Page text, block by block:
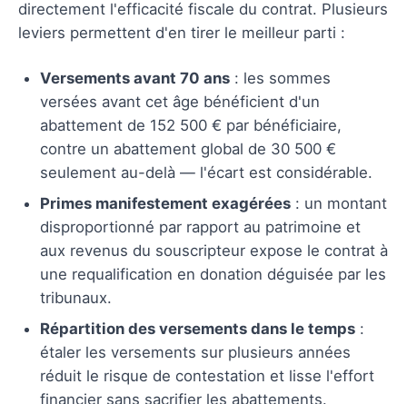
directement l'efficacité fiscale du contrat. Plusieurs
leviers permettent d'en tirer le meilleur parti :
Versements avant 70 ans : les sommes
versées avant cet âge bénéficient d'un
abattement de 152 500 € par bénéficiaire,
contre un abattement global de 30 500 €
seulement au-delà — l'écart est considérable.
Primes manifestement exagérées : un montant
disproportionné par rapport au patrimoine et
aux revenus du souscripteur expose le contrat à
une requalification en donation déguisée par les
tribunaux.
Répartition des versements dans le temps :
étaler les versements sur plusieurs années
réduit le risque de contestation et lisse l'effort
financier sans sacrifier les abattements.